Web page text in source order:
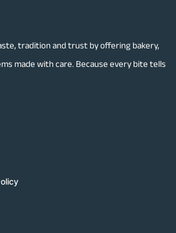
tradition and trust by offering bakery,
made with care. Because every bite tells